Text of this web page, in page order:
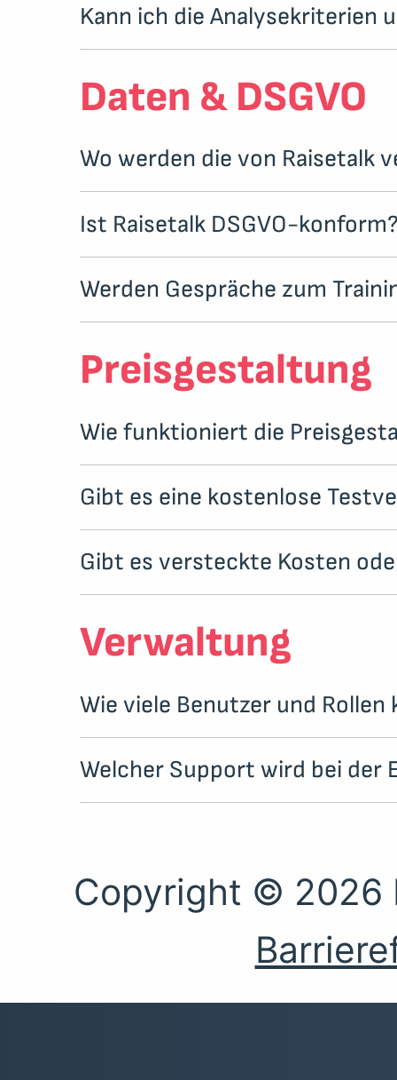
Kann ich die Analysekriterien
Daten & DSGVO
Wo werden die von Raisetalk
Ist Raisetalk DSGVO-
Werden Gespräche zum
Preisgestaltung
Wie funktioniert die
Gibt es eine kostenlose
Gibt es versteckte Kosten
Verwaltung
Wie viele Benutzer und
Welcher Support wird bei
Copyright © 2026